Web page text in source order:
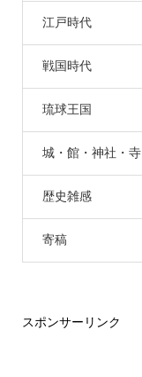
江戸時代
戦国時代
琉球王国
城・館・神社・寺
歴史雑感
寄稿
スポンサーリンク